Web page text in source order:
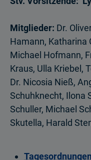
Mitglieder: Dr.
Hamann, Katharina
Michael Hofmann,
Kraus, Ulla Kriebel,
Dr. Nicosia Nieß,
Schuhknecht, Ilona
Schuller, Michael
Skutella, Harald